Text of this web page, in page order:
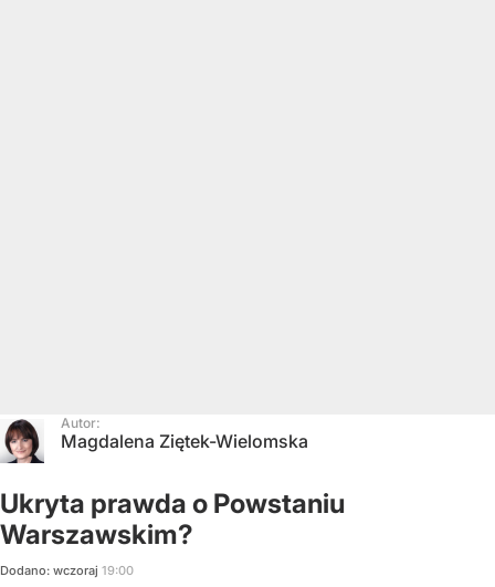
Autor:
Magdalena Ziętek-Wielomska
Ukryta prawda o Powstaniu
Warszawskim?
Dodano: wczoraj 19:00